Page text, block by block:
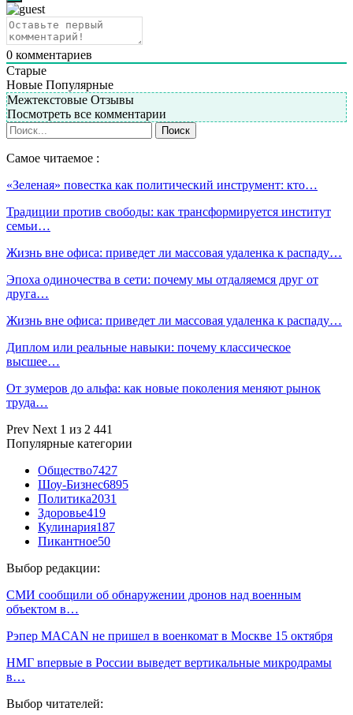
0 комментариев
Старые
Новые Популярные
Межтекстовые Отзывы
Посмотреть все комментарии
Самое читаемое :
«Зеленая» повестка как политический инструмент: кто…
Традиции против свободы: как трансформируется институт
семьи…
Жизнь вне офиса: приведет ли массовая удаленка к распаду…
Эпоха одиночества в сети: почему мы отдаляемся друг от
друга…
Жизнь вне офиса: приведет ли массовая удаленка к распаду…
Диплом или реальные навыки: почему классическое
высшее…
От зумеров до альфа: как новые поколения меняют рынок
труда…
Prev Next 1 из 2 441
Популярные категории
Общество7427
Шоу-Бизнес6895
Политика2031
Здоровье419
Кулинария187
Пикантное50
Выбор редакции:
СМИ сообщили об обнаружении дронов над военным
объектом в…
Рэпер MACAN не пришел в военкомат в Москве 15 октября
НМГ впервые в России выведет вертикальные микродрамы
в…
Выбор читателей: